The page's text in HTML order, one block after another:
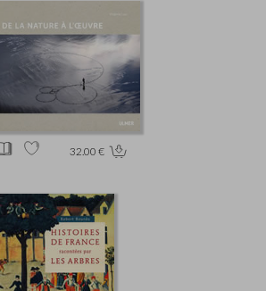
32.00 €